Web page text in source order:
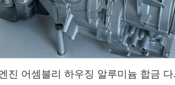
고품질 엔진